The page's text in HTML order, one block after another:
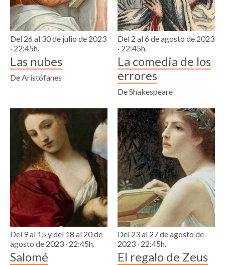
Del 26 al 30 de julio de 2023
· 22:45h.
Las nubes
De Aristófanes
Del 2 al 6 de agosto de 2023
· 22:45h.
La comedia de los
errores
De Shakespeare
Del 9 al 15 y del 18 al 20 de
agosto de 2023 · 22:45h.
Salomé
Del 23 al 27 de agosto de
2023 · 22:45h.
El regalo de Zeus